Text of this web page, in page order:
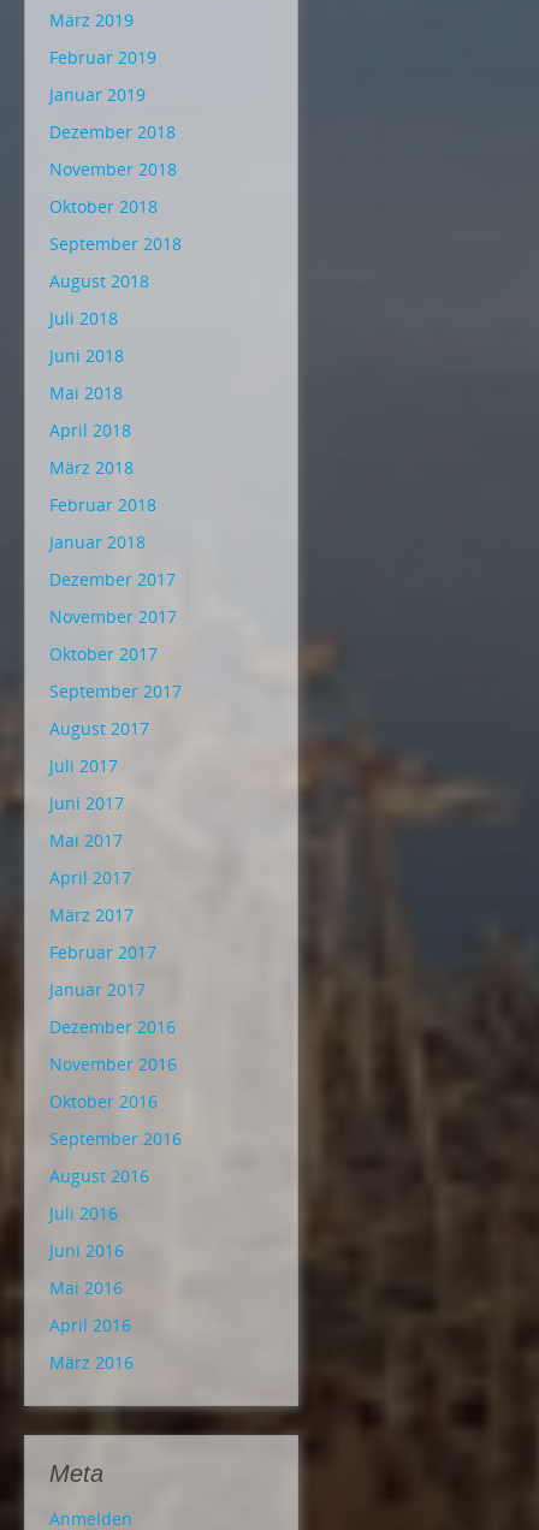
März 2019
Februar 2019
Januar 2019
Dezember 2018
November 2018
Oktober 2018
September 2018
August 2018
Juli 2018
Juni 2018
Mai 2018
April 2018
März 2018
Februar 2018
Januar 2018
Dezember 2017
November 2017
Oktober 2017
September 2017
August 2017
Juli 2017
Juni 2017
Mai 2017
April 2017
März 2017
Februar 2017
Januar 2017
Dezember 2016
November 2016
Oktober 2016
September 2016
August 2016
Juli 2016
Juni 2016
Mai 2016
April 2016
März 2016
Meta
Anmelden